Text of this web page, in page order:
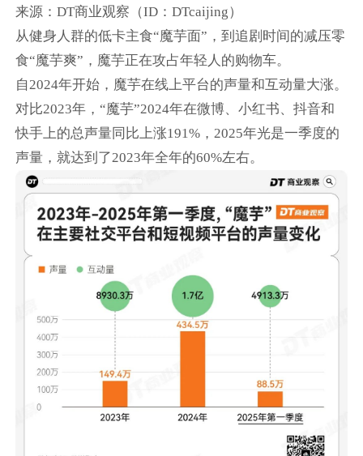
来源：DT商业观察（ID：DTcaijing）
从健身人群的低卡主食“魔芋面”，到追剧时间的减压零
食“魔芋爽”，魔芋正在攻占年轻人的购物车。
自2024年开始，魔芋在线上平台的声量和互动量大涨。
对比2023年，“魔芋”2024年在微博、小红书、抖音和
快手上的总声量同比上涨191%，2025年光是一季度的
声量，就达到了2023年全年的60%左右。